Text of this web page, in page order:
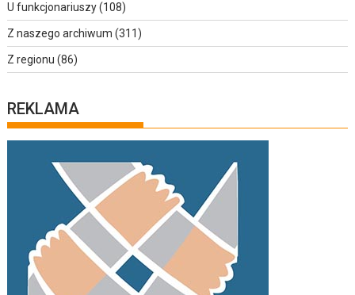
U funkcjonariuszy(108)
Z naszego archiwum (311)
Z regionu (86)
REKLAMA